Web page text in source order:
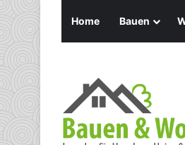
Home Bauen